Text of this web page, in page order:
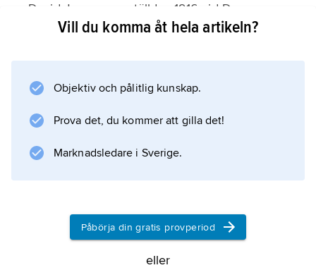
David Jonason anställdes 1916 vid Dagens
Nyheter och blev 1920 DN:s och Sveriges
simborgarmärket (1934). Jonason deltog i
tilltänkt som dess redaktionschef. Han
Aftonbladet (1948–51).
Information om artikeln
Vill du komma åt hela artikeln?
Objektiv och pålitlig kunskap.
Prova det, du kommer att gilla det!
Marknadsledare i Sverige.
Påbörja din gratis provperiod
eller